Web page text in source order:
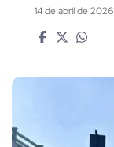
14 de abril de 2026